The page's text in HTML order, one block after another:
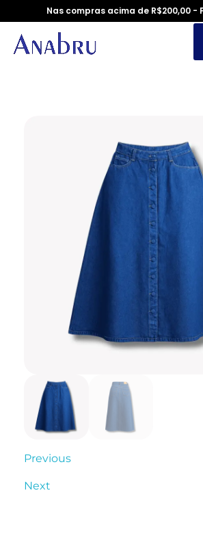
Nas compras acima de R$200,00 -
Previous
Next